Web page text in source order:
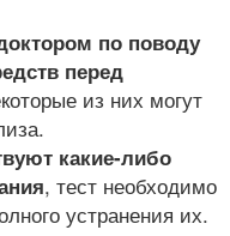
по поводу
перед
из них могут
какие-либо
, тест необходимо
устранения их.